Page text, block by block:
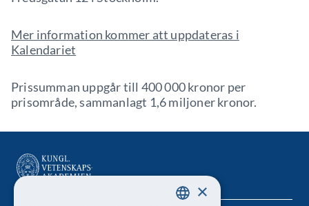
Mer information kommer att uppdateras i
Kalendariet
Prissumman uppgår till 400 000 kronor per
prisområde, sammanlagt 1,6 miljoner kronor.
×